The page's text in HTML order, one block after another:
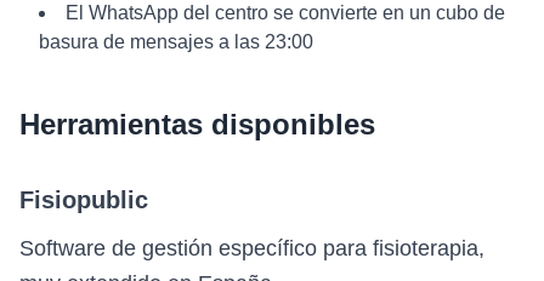
El WhatsApp del centro se convierte en un cubo de
basura de mensajes a las 23:00
Herramientas disponibles
Fisiopublic
Software de gestión específico para fisioterapia,